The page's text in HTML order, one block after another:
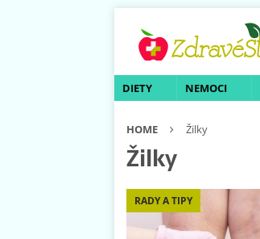
DIETY NEMOCI
HOME Žilky
Žilky
RADY A TIPY